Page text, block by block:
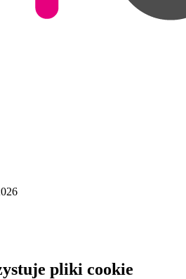
pliki cookie